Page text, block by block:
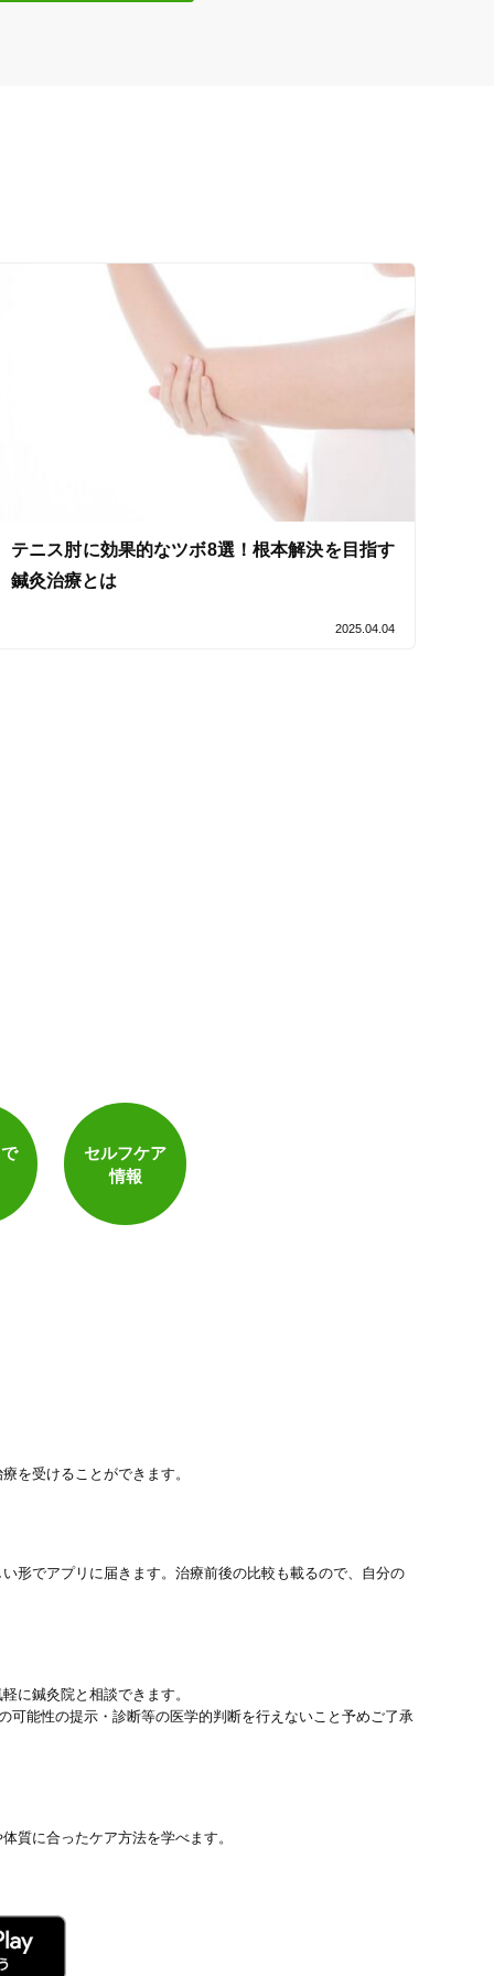
セルフケアアドバイス
テニス肘に効果的なツボ8選！根本解決を目指す
鍼灸治療とは
2025.04.04
セルフケア
情報
を受けることができます。
形でアプリに届きます。治療前後の比較も載るので、自分の
に鍼灸院と相談できます。
能性の提示・診断等の医学的判断を行えないこと予めご了承
質に合ったケア方法を学べます。